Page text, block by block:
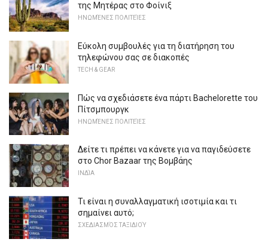
της Μητέρας στο Φοίνιξ
ΗΝΩΜΈΝΕΣ ΠΟΛΙΤΕΊΕΣ
Εύκολη συμβουλές για τη διατήρηση του
τηλεφώνου σας σε διακοπές
TECH & GEAR
Πώς να σχεδιάσετε ένα πάρτι Bachelorette του
Πίτσμπουργκ
ΗΝΩΜΈΝΕΣ ΠΟΛΙΤΕΊΕΣ
Δείτε τι πρέπει να κάνετε για να παγιδεύσετε
στο Chor Bazaar της Βομβάης
ΙΝΔΊΑ
Τι είναι η συναλλαγματική ισοτιμία και τι
σημαίνει αυτό;
ΣΧΕΔΙΑΣΜΌΣ ΤΑΞΙΔΙΟΎ